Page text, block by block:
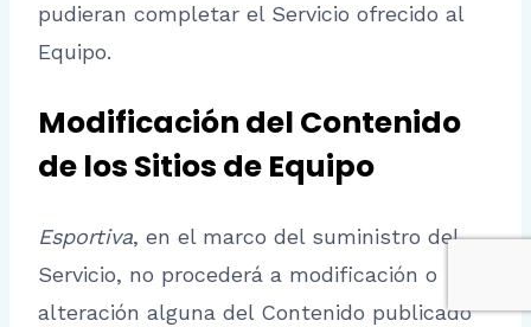
pudieran completar el Servicio ofrecido al
Equipo.
Modificación del Contenido
de los Sitios de Equipo
Esportiva, en el marco del suministro del
Servicio, no procederá a modificación o
alteración alguna del Contenido publicado